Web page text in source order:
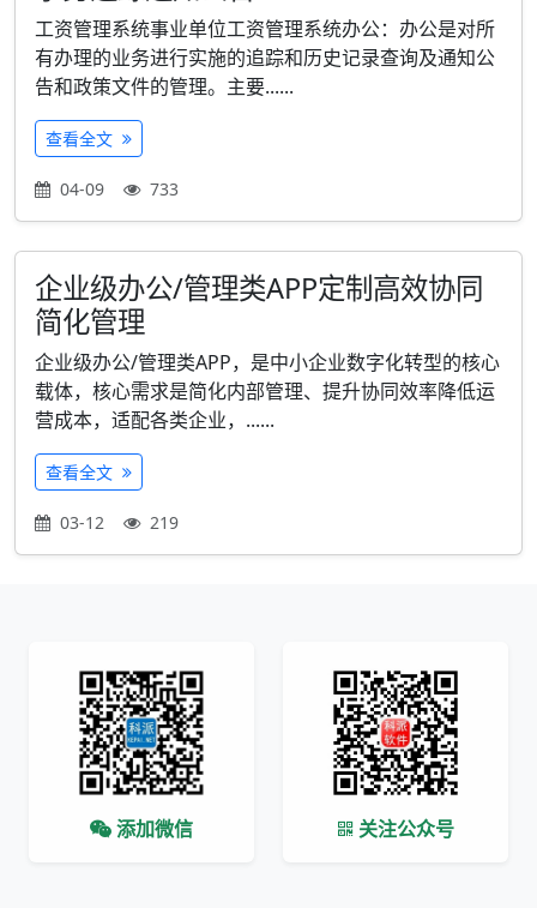
工资管理系统事业单位工资管理系统办公：办公是对所
有办理的业务进行实施的追踪和历史记录查询及通知公
告和政策文件的管理。主要......
查看全文
04-09 733
企业级办公/管理类APP定制高效协同
简化管理
企业级办公/管理类APP，是中小企业数字化转型的核心
载体，核心需求是简化内部管理、提升协同效率降低运
营成本，适配各类企业，......
查看全文
03-12 219
添加微信 关注公众号